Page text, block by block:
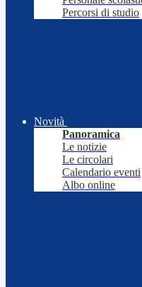
Percorsi di studio
Novità
Panoramica
Le notizie
Le circolari
Calendario eventi
Albo online